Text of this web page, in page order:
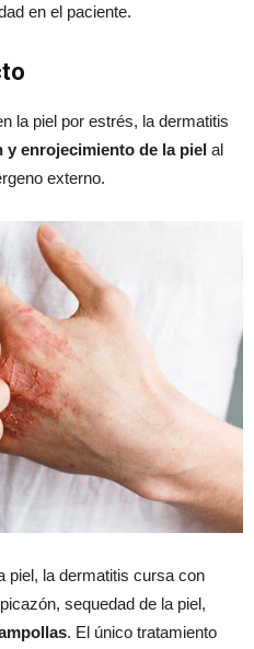
en el paciente.
la piel por estrés, la dermatitis
y enrojecimiento de la piel al
externo.
piel, la dermatitis cursa con
sequedad de la piel,
. El único tratamiento